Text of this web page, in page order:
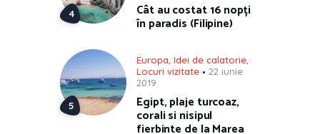
Cât au costat 16 nopți
în paradis (Filipine)
Europa, Idei de calatorie,
Locuri vizitate
22 iunie
2019
Egipt, plaje turcoaz,
corali si nisipul
fierbinte de la Marea